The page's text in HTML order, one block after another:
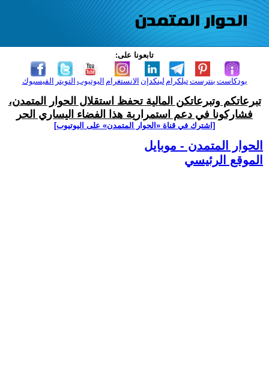
تابعونا على:
الفيسبوك التويتر اليوتيوب الانستغرام لينكدإن تيلكرامبنترست بودكاست
تبرعاتكم وتبرعاتكن المالية تحفظ استقلال الحوار المتمدن،
فشاركونا في دعم استمرارية هذا الفضاء اليساري الحر
[اشترك في قناة ‫«الحوار المتمدن» على اليوتيوب]
الحوار المتمدن - موبايل
الموقع الرئيسي